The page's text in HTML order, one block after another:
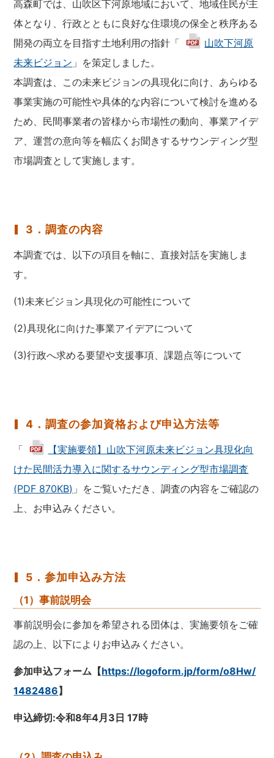
高森町では、山吹区下河原地域において、地域住民が主
体となり、行政とともに良好な住環境の保全と秩序ある
開発の両立を目指す土地利用の指針「
山吹下河原
未来ビジョン 」を策定しました。
本調査は、この未来ビジョンの具現化に向け、あらゆる
事業実施の可能性や具体的な内容について検討を進める
ため、民間事業者の皆様から市場性の動向、事業アイデ
ア、運営の意向等を幅広くお聞きするサウンディング型
市場調査として実施します。
3．調査の内容
本調査では、以下の項目を軸に、直接対話を実施しま
す。
(1)未来ビジョン具現化の可能性について
(2)具現化に向けた事業アイデアについて
(3)行政へ求める要望や支援事項、課題点等について
4．調査の参加資格および申込方法等
「
【実施要領】山吹下河原未来ビジョン具現化向
けた民間活力導入に関するサウンディング型市場調査
(PDF 870KB) 」をご覧いただき、調査の内容をご確認の
上、お申込みください。
5．参加申込み方法
（1）事前説明会
事前説明会に参加を希望される団体は、実施要領をご確
認の上、以下によりお申込みください。
参加申込フォーム【https://logoform.jp/form/o8Hw/
1482486】
申込締切:令和8年4月3日 17時